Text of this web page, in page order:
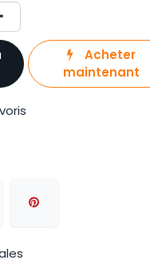
Acheter
maintenant